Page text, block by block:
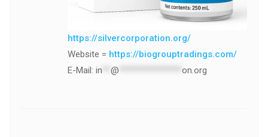
https://silvercorporation.org/
Website = https://biogrouptradings.com/
E-Mail: in @ on.org